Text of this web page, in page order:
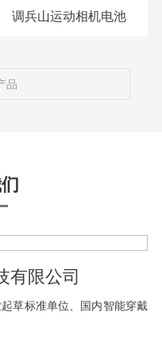
气泵动力电池组
调兵山运动相机电池
品
有限公司
草标准单位、国内智能穿戴